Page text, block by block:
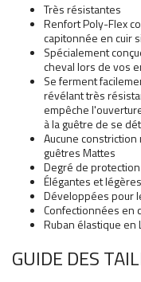
Très résistantes
Renfort Poly-Flex
capitonnée en cuir
Spécialement
cheval lors de vos
Se ferment
révélant très
empêche
à la guêtre de se
Aucune
guêtres Mattes
Degré de
Élégantes et légères
Développées pour
Confectionnées en
Ruban élastique en
GUIDE DES